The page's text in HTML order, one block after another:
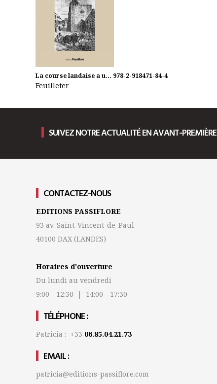
La course landaise a u... 978-2-918471-84-4
Feuilleter
SUIVEZ NOTRE ACTUALITÉ EN AVANT-PREMIÈRE
CONTACTEZ-NOUS
EDITIONS PASSIFLORE
93 av. Saint-Vincent-de-Paul
40100 DAX (LANDES)
Horaires d'ouverture
Du lundi au vendredi
9:00 - 12:30 | 14:00 - 17:30
TÉLÉPHONE :
Patricia : +33 06.85.04.21.73
EMAIL :
patricia@editions-passiflore.com